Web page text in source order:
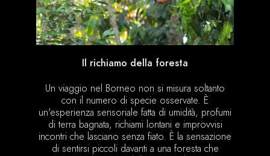
Il richiamo della foresta
Un viaggio nel Borneo non si misura soltanto
con il numero di specie osservate. È
un'esperienza sensoriale fatta di umidità, profumi
di terra bagnata, richiami lontani e improvvisi
incontri che lasciano senza fiato. È la sensazione
di sentirsi piccoli davanti a una foresta che